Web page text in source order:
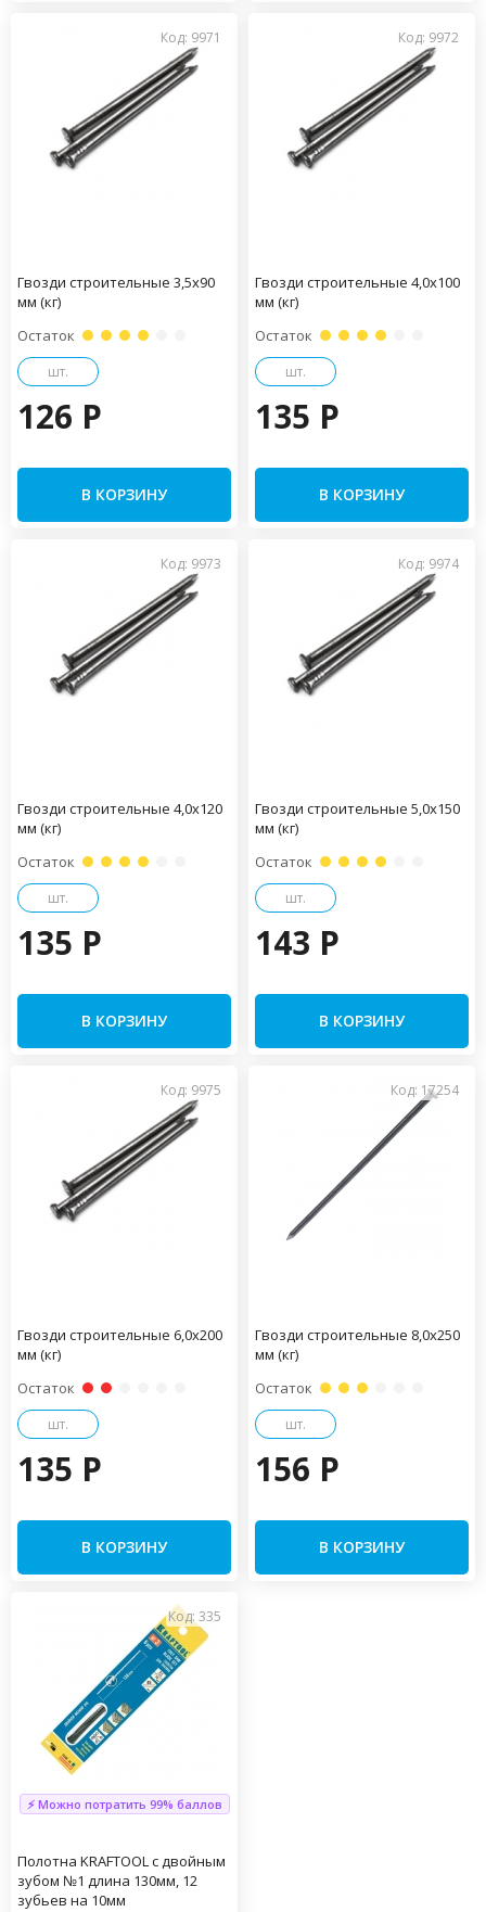
Код: 9971
Гвозди строительные 3,5х90
мм (кг)
Остаток
шт.
126 P
В КОРЗИНУ
Код: 9972
Гвозди строительные 4,0х100
мм (кг)
Остаток
шт.
135 P
В КОРЗИНУ
Код: 9973
Гвозди строительные 4,0х120
мм (кг)
Остаток
шт.
135 P
В КОРЗИНУ
Код: 9974
Гвозди строительные 5,0х150
мм (кг)
Остаток
шт.
143 P
В КОРЗИНУ
Код: 9975
Гвозди строительные 6,0х200
мм (кг)
Остаток
шт.
135 P
В КОРЗИНУ
Код: 17254
Гвозди строительные 8,0х250
мм (кг)
Остаток
шт.
156 P
В КОРЗИНУ
Код: 335
⚡ Можно потратить 99% баллов
Полотна KRAFTOOL с двойным
зубом №1 длина 130мм, 12
зубьев на 10мм